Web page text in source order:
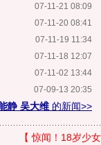
07-11-21 08:09
07-11-20 08:41
07-11-19 11:34
07-11-18 12:07
07-11-02 13:44
07-09-13 20:35
静 吴大维 的新闻>>
【惊闻！18岁少